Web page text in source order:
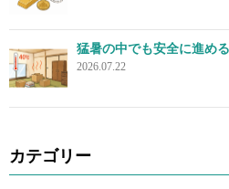
猛暑の中でも安全に進め
2026.07.22
カテゴリー